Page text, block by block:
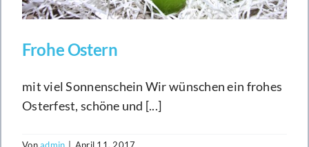
Frohe Ostern
mit viel Sonnenschein Wir wünschen ein frohes
Osterfest, schöne und [...]
Vonadmin | April 11, 2017